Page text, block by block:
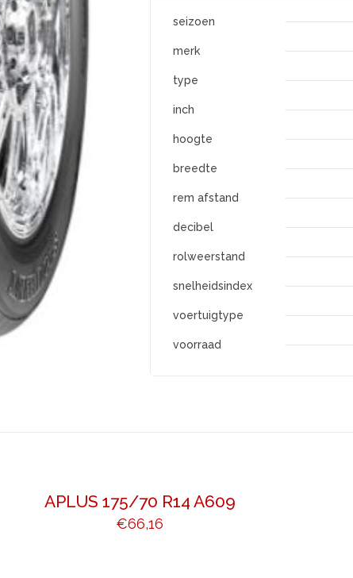
seizoen
merk
type
inch
hoogte
breedte
rem afstand
decibel
rolweerstand
snelheidsindex
voertuigtype
voorraad
APLUS 175/70 R14 A609
€66,16